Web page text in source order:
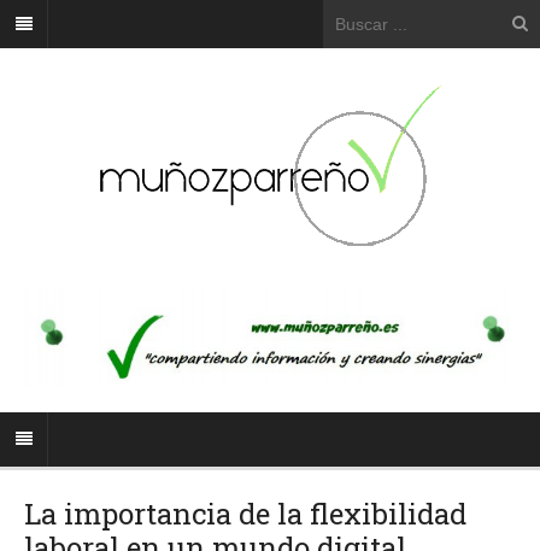
La importancia de la flexibilidad